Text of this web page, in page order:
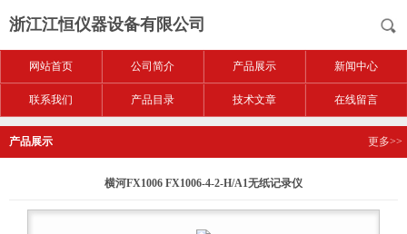
浙江江恒仪器设备有限公司
网站首页 公司简介 产品展示 新闻中心
联系我们 产品目录 技术文章 在线留言
产品展示 更多>>
横河FX1006 FX1006-4-2-H/A1无纸记录仪